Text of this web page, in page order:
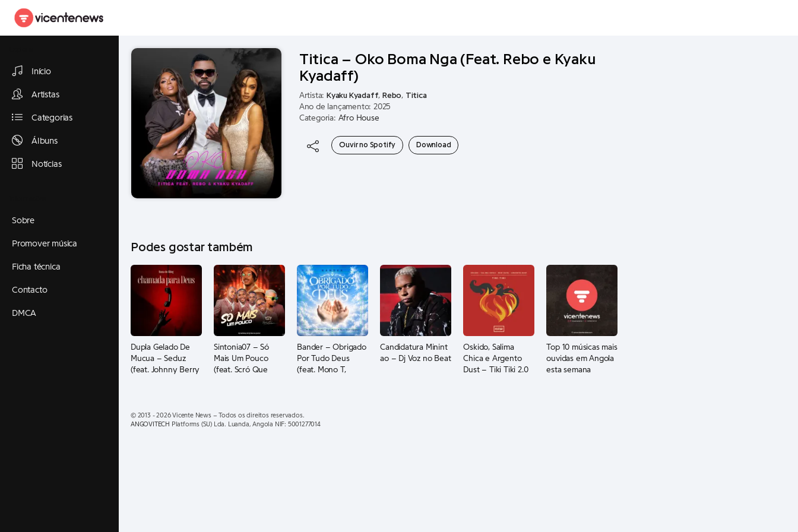
Início
Artistas
Categorias
Álbuns
Notícias
Sobre
Promover música
Ficha técnica
Contacto
DMCA
Titica – Oko Boma Nga (Feat. Rebo e Kyaku
Kyadaff)
Artista: Kyaku Kyadaff, Rebo, Titica
Ano de lançamento: 2025
Categoria: Afro House
Ouvir no Spotify Download
Podes gostar também
Dupla Gelado De
Mucua – Seduz
(feat. Johnny Berry
Sintonia07 – Só
Mais Um Pouco
(feat. Scró Que
Bander – Obrigado
Por Tudo Deus
(feat. Mono T,
Candidatura Minint
ao – Dj Voz no Beat
Oskido, Salima
Chica e Argento
Dust – Tiki Tiki 2.0
Top 10 músicas mais
ouvidas em Angola
esta semana
© 2013 - 2026 Vicente News – Todos os direitos reservados.
ANGOVITECH
Platforms (SU) Lda. Luanda, Angola NIF: 5001277014